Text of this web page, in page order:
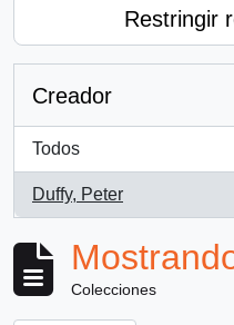
Restringir
Creador
Todos
Duffy, Peter
, 1 resultados
Colecciones